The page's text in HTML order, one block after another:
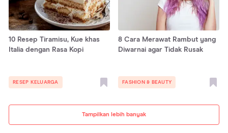
Tampilkan lebih banyak
10 Resep Tiramisu, Kue khas
Italia dengan Rasa Kopi
RESEP KELUARGA
8 Cara Merawat Rambut yang
Diwarnai agar Tidak Rusak
FASHION & BEAUTY